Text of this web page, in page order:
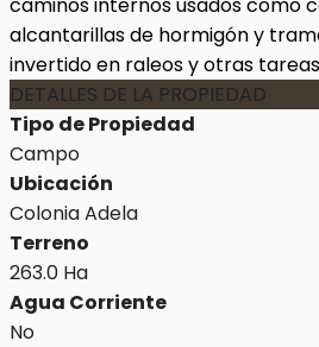
alcantarillas de hormigón y
invertido en raleos y otras
DETALLES DE LA PROPIEDAD
Tipo de Propiedad
Campo
Ubicación
Colonia Adela
Terreno
263.0 Ha
Agua Corriente
No